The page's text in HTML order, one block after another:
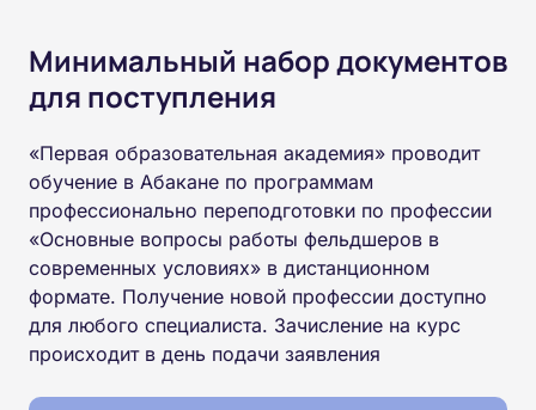
Минимальный набор документов
для поступления
«Первая образовательная академия» проводит
обучение в Абакане по программам
профессионально переподготовки по профессии
«Основные вопросы работы фельдшеров в
современных условиях» в дистанционном
формате. Получение новой профессии доступно
для любого специалиста. Зачисление на курс
происходит в день подачи заявления